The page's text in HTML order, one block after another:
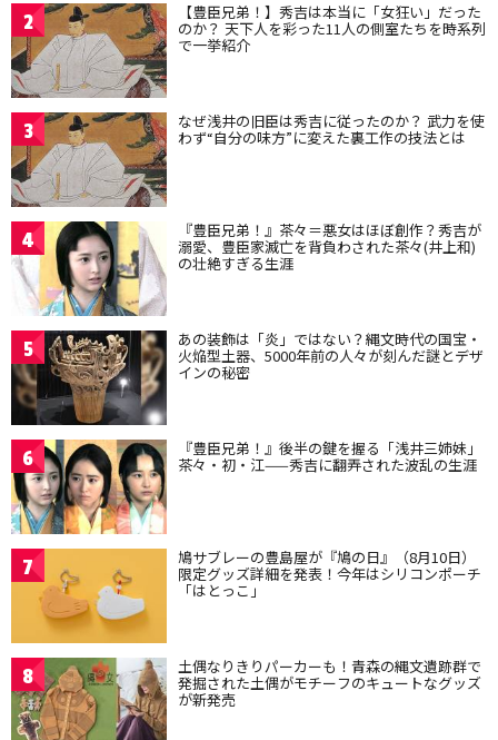
2 【豊臣兄弟！】秀吉は本当に「女狂い」だった
のか？ 天下人を彩った11人の側室たちを時系列
で一挙紹介
3 なぜ浅井の旧臣は秀吉に従ったのか？ 武力を使
わず“自分の味方”に変えた裏工作の技法とは
4 『豊臣兄弟！』茶々＝悪女はほぼ創作？秀吉が
溺愛、豊臣家滅亡を背負わされた茶々(井上和)
の壮絶すぎる生涯
5 あの装飾は「炎」ではない？縄文時代の国宝・
火焔型土器、5000年前の人々が刻んだ謎とデザ
インの秘密
6 『豊臣兄弟！』後半の鍵を握る「浅井三姉妹」
茶々・初・江——秀吉に翻弄された波乱の生涯
7 鳩サブレーの豊島屋が『鳩の日』（8月10日）
限定グッズ詳細を発表！今年はシリコンポーチ
「はとっこ」
8 土偶なりきりパーカーも！青森の縄文遺跡群で
発掘された土偶がモチーフのキュートなグッズ
が新発売